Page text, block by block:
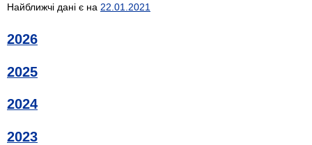
Найближчі дані є на 22.01.2021
2026
2025
2024
2023